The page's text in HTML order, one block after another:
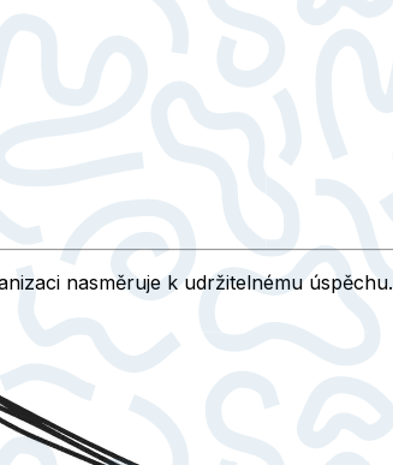
nasměruje k udržitelnému úspěchu.